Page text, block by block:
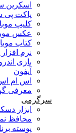
اسکرین
پاکت
کلیپ
عکس
کتاب
نرم افزار
بازی
آیفون
اس ام
معرفی
سرگرمی
ابزار
محافظ
پوسته